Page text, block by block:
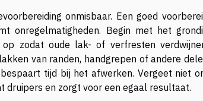
onmisbaar. Een goed
onregelmatigheden. Begin met het
zodat oude lak- of verfresten
van randen, handgrepen of andere
tijd bij het afwerken. Vergeet niet
druipers en zorgt voor een egaal resultaat.